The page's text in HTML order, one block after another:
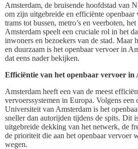
Amsterdam, de bruisende hoofdstad van
om zijn uitgebreide en efficiënte openbaar
trams tot bussen, metro’s en veerboten,
Amsterdam speelt een cruciale rol in het
inwoners en bezoekers van de stad. Maar
en duurzaam is het openbaar vervoer in
dat eens nader bekijken.
Efficiëntie van het openbaar vervoer in
Amsterdam heeft een van de meest
vervoerssystemen in Europa. Volgens een
Universiteit van Amsterdam is het
sneller dan autorijden tijdens de spits. Dit
uitgebreide dekking van het netwerk, de
de prioriteit die aan het openbaar vervoer
wegen.